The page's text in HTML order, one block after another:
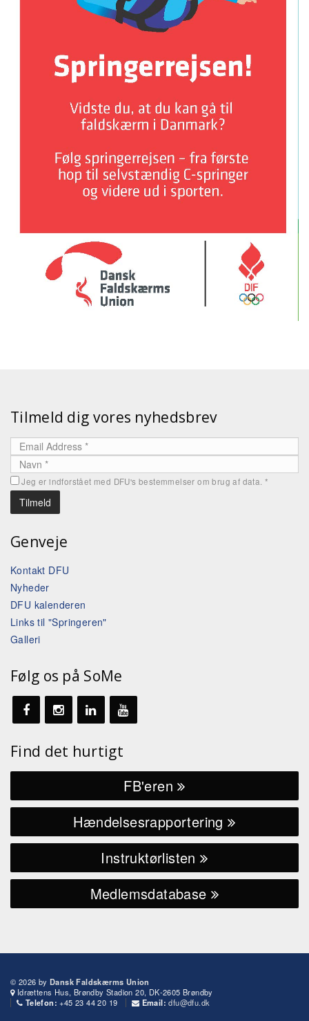
Tilmeld dig vores nyhedsbrev
Jeg er indforstået med DFU's bestemmelser om brug af data.*
Genveje
Kontakt DFU
Nyheder
DFU kalenderen
Links til "Springeren"
Galleri
Følg os på SoMe
Find det hurtigt
FB'eren
Hændelsesrapportering
Instruktørlisten
Medlemsdatabase
© 2026 by Dansk Faldskærms Union
Idrættens Hus, Brøndby Stadion 20, DK-2605 Brøndby
Telefon: +45 23 44 20 19 Email: dfu@dfu.dk